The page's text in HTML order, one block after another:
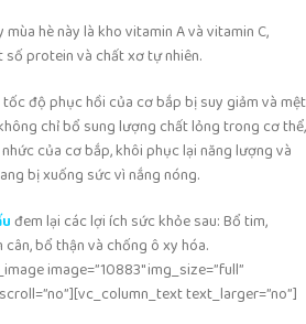
hè này là kho vitamin A và vitamin C,
số protein và chất xơ tự nhiên.
độ phục hồi của cơ bắp bị suy giảm và mệt
chỉ bổ sung lượng chất lỏng trong cơ thể,
của cơ bắp, khôi phục lại năng lượng và
bị xuống sức vì nắng nóng.
đem lại các lợi ích sức khỏe sau: Bổ tim,
bổ thận và chống ô xy hóa.
image=”10883″ img_size=”full”
text_larger=”no”]